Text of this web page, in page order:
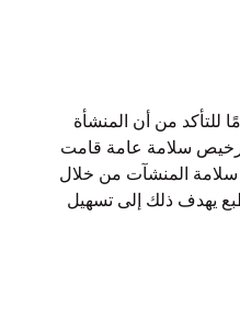
هامًا للتأكد من أن المنشأة
ترخيص سلامة عامة قامت
سلامة المنشآت من خلال
يهدف ذلك إلى تسهيل